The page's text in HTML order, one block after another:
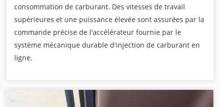
consommation de carburant. Des vitesses de travail
supérieures et une puissance élevée sont assurées par la
commande précise de l'accélérateur fournie par le
système mécanique durable d'injection de carburant en
ligne.